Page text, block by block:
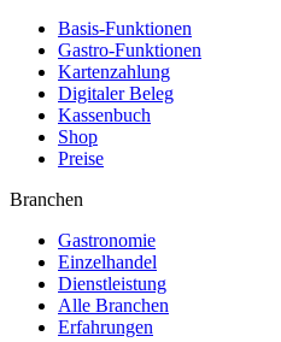
Basis-Funktionen
Gastro-Funktionen
Kartenzahlung
Digitaler Beleg
Kassenbuch
Shop
Preise
Branchen
Gastronomie
Einzelhandel
Dienstleistung
Alle Branchen
Erfahrungen